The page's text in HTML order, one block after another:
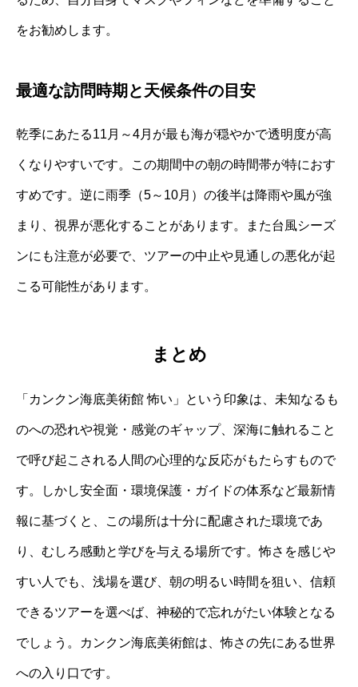
をお勧めします。
最適な訪問時期と天候条件の目安
乾季にあたる11月～4月が最も海が穏やかで透明度が高
くなりやすいです。この期間中の朝の時間帯が特におす
すめです。逆に雨季（5～10月）の後半は降雨や風が強
まり、視界が悪化することがあります。また台風シーズ
ンにも注意が必要で、ツアーの中止や見通しの悪化が起
こる可能性があります。
まとめ
「カンクン海底美術館 怖い」という印象は、未知なるも
のへの恐れや視覚・感覚のギャップ、深海に触れること
で呼び起こされる人間の心理的な反応がもたらすもので
す。しかし安全面・環境保護・ガイドの体系など最新情
報に基づくと、この場所は十分に配慮された環境であ
り、むしろ感動と学びを与える場所です。怖さを感じや
すい人でも、浅場を選び、朝の明るい時間を狙い、信頼
できるツアーを選べば、神秘的で忘れがたい体験となる
でしょう。カンクン海底美術館は、怖さの先にある世界
への入り口です。